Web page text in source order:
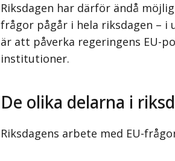
Riksdagen har därför ändå
frågor pågår i hela riksdagen – i
är att påverka regeringens EU-
institutioner.
De olika delarna i
Riksdagens arbete med EU-